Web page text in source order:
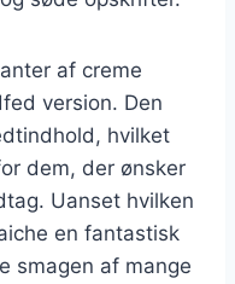
af creme
version. Den
hvilket
dem, der ønsker
Uanset hvilken
en fantastisk
smagen af mange